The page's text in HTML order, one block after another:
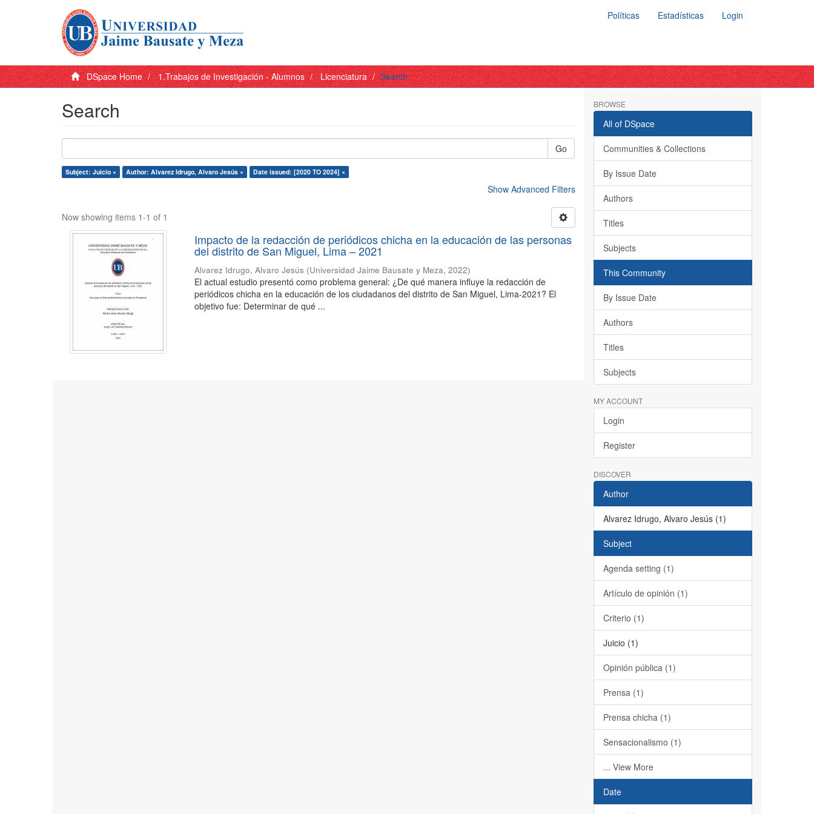
Políticas Estadísticas Login
DSpace Home 1.Trabajos de Investigación - Alumnos Licenciatura Search
Search
Go
Subject: Juicio × Author: Alvarez Idrugo, Alvaro Jesús × Date issued: [2020 TO 2024] ×
Show Advanced Filters
Now showing items 1-1 of 1
Impacto de la redacción de periódicos chicha en la educación de las personas
del distrito de San Miguel, Lima – 2021
Alvarez Idrugo, Alvaro Jesús (Universidad Jaime Bausate y Meza,2022)
El actual estudio presentó como problema general: ¿De qué manera influye la redacción de
periódicos chicha en la educación de los ciudadanos del distrito de San Miguel, Lima-2021? El
objetivo fue: Determinar de qué ...
BROWSE
All of DSpace
Communities & Collections
By Issue Date
Authors
Titles
Subjects
This Community
By Issue Date
Authors
Titles
Subjects
MY ACCOUNT
Login
Register
DISCOVER
Author
Alvarez Idrugo, Alvaro Jesús (1)
Subject
Agenda setting (1)
Artículo de opinión (1)
Criterio (1)
Juicio (1)
Opinión pública (1)
Prensa (1)
Prensa chicha (1)
Sensacionalismo (1)
... View More
Date